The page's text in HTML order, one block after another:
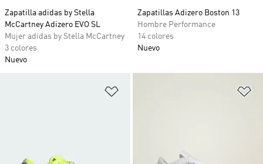
Zapatilla adidas by Stella
McCartney Adizero EVO SL
Mujer adidas by Stella McCartney
3 colores
Nuevo
Zapatillas Adizero Boston 13
Hombre Performance
14 colores
Nuevo